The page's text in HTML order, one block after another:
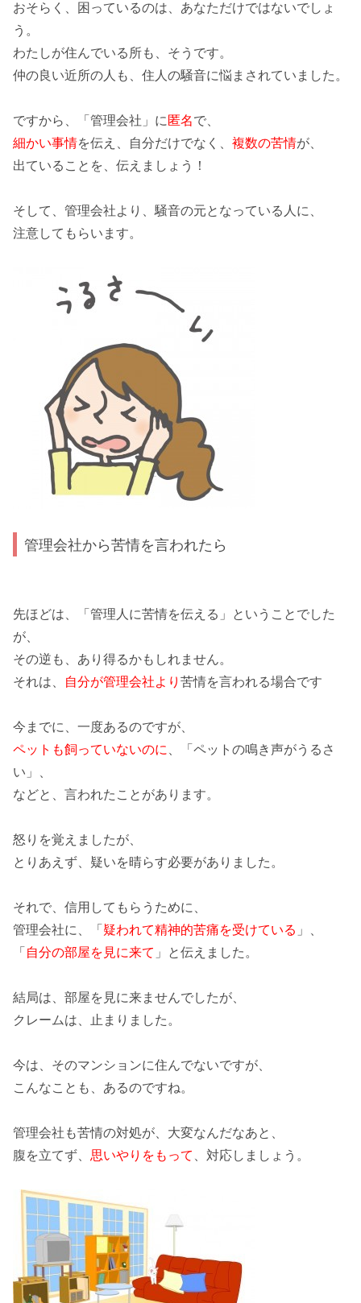
おそらく、困っているのは、あなただけではないでしょ
う。
わたしが住んでいる所も、そうです。
仲の良い近所の人も、住人の騒音に悩まされていました。
ですから、「管理会社」に 匿名で、
細かい事情を伝え、自分だけでなく、 複数の苦情が、
出ていることを、伝えましょう！
そして、 管理会社より
、騒音の元となっている人に、
注意してもらいます。
管理会社から苦情を言われたら
先ほどは、「管理人に苦情を伝える」ということでした
が、
その逆も、あり得るかもしれません。
それは、
自分が管理会社より 苦情を言われる場合です
今までに、一度あるのですが、
ペットも飼っていないのに
、「ペットの鳴き声がうるさ
い」、
などと、言われたことがあります。
怒りを覚えましたが、
とりあえず、疑いを晴らす必要がありました。
それで、 信用してもらう ために、
管理会社に、「 疑われて精神的苦痛を受けている 」、
「 自分の部屋を見に来て 」と伝えました。
結局は、部屋を見に来ませんでしたが、
クレームは、止まりました。
今は、そのマンションに住んでないですが、
こんなことも、あるのですね。
管理会社も苦情の対処が、大変なんだなあと、
腹を立てず
思いやりをもって 、対応しましょう。